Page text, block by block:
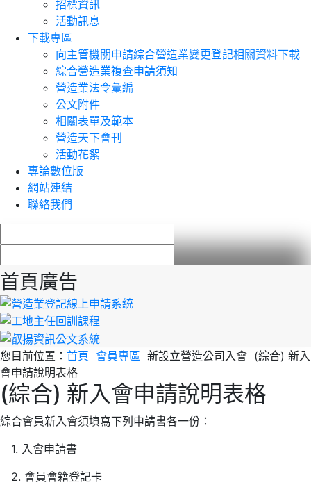
招標資訊
活動訊息
下載專區
向主管機關申請綜合營造業變更登記相關資料下載
綜合營造業複查申請須知
營造業法令彙編
公文附件
相關表單及範本
營造天下會刊
活動花絮
專論數位版
網站連結
聯絡我們
首頁廣告
您目前位置： 首頁 會員專區 新設立營造公司入會 (綜合) 新入
會申請說明表格
(綜合) 新入會申請說明表格
綜合會員新入會須填寫下列申請書各一份：
1. 入會申請書
2. 會員會籍登記卡